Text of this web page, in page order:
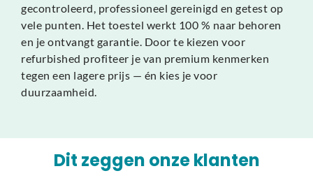
gecontroleerd, professioneel gereinigd en getest op
vele punten. Het toestel werkt 100 % naar behoren
en je ontvangt garantie. Door te kiezen voor
refurbished profiteer je van premium kenmerken
tegen een lagere prijs — én kies je voor
duurzaamheid.
Dit zeggen onze klanten